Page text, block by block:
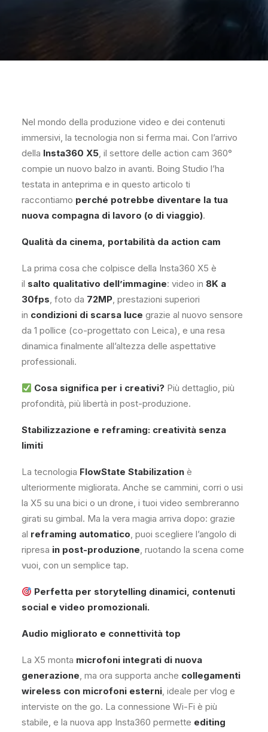
Nel mondo della produzione video e dei contenuti
immersivi, la tecnologia non si ferma mai. Con l’arrivo
della Insta360 X5, il settore delle action cam 360°
compie un nuovo balzo in avanti. Boing Studio l’ha
testata in anteprima e in questo articolo ti
raccontiamo perché potrebbe diventare la tua
nuova compagna di lavoro (o di viaggio).
Qualità da cinema, portabilità da action cam
La prima cosa che colpisce della Insta360 X5 è
il salto qualitativo dell’immagine: video in 8K a
30fps, foto da 72MP, prestazioni superiori
in condizioni di scarsa luce grazie al nuovo sensore
da 1 pollice (co-progettato con Leica), e una resa
dinamica finalmente all’altezza delle aspettative
professionali.
Cosa significa per i creativi? Più dettaglio, più
profondità, più libertà in post-produzione.
Stabilizzazione e reframing: creatività senza
limiti
La tecnologia FlowState Stabilization è
ulteriormente migliorata. Anche se cammini, corri o usi
la X5 su una bici o un drone, i tuoi video sembreranno
girati su gimbal. Ma la vera magia arriva dopo: grazie
al reframing automatico, puoi scegliere l’angolo di
ripresa in post-produzione, ruotando la scena come
vuoi, con un semplice tap.
Perfetta per storytelling dinamici, contenuti
social e video promozionali.
Audio migliorato e connettività top
La X5 monta microfoni integrati di nuova
generazione, ma ora supporta anche collegamenti
wireless con microfoni esterni, ideale per vlog e
interviste on the go. La connessione Wi-Fi è più
stabile, e la nuova app Insta360 permette editing